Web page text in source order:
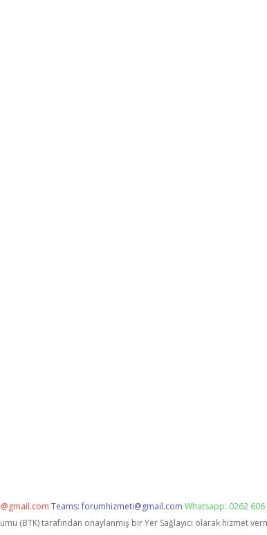
Teams:forumhizmeti@gmail.com Whatsapp: 0262 606
(BTK) tarafından onaylanmış bir Yer Sağlayıcı olarak